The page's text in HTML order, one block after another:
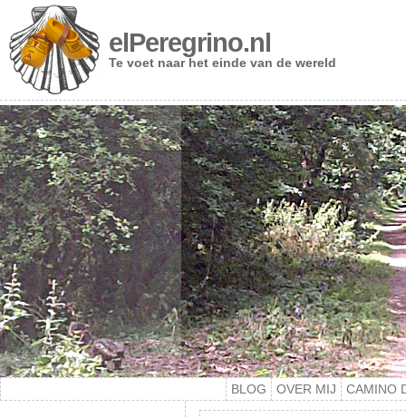
elPeregrino.nl
Te voet naar het einde van de wereld
BLOG OVER MIJ CAMINO